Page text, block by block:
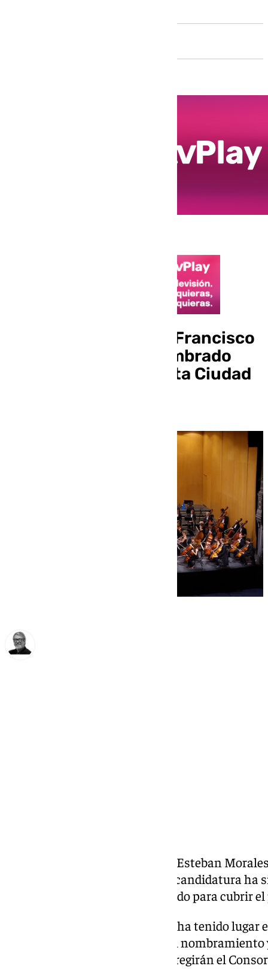
El músico granadino Francisco
Esteban Morales, nombrado
gerente de la Orquesta Ciudad
El músico granadino Francisco Esteban
. Su candidatura
solicitudes que se han presentado para cubrir
La Junta General del Consorcio ha tenido lugar
dicha reunión se ha aprobado el
la reforma de los estatutos que regirán el